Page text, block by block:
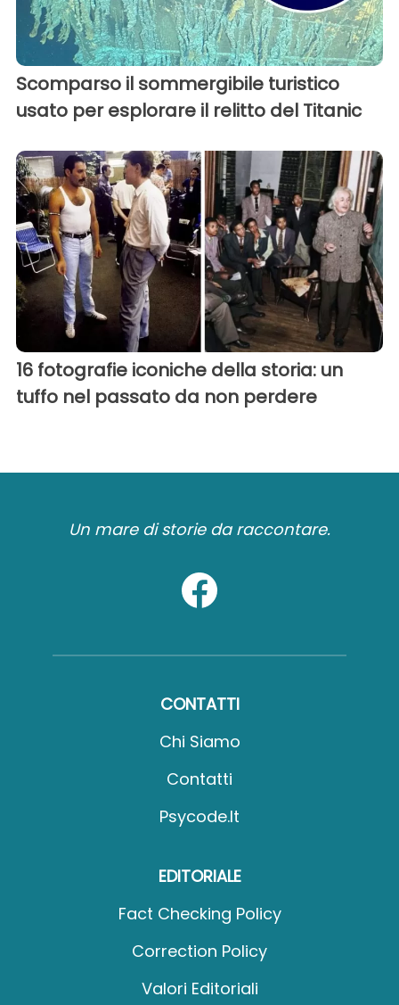
Scomparso il sommergibile turistico
usato per esplorare il relitto del Titanic
16 fotografie iconiche della storia: un
tuffo nel passato da non perdere
Un mare di storie da raccontare.
CONTATTI
Chi Siamo
Contatti
Psycode.it
EDITORIALE
Fact Checking Policy
Correction Policy
Valori Editoriali